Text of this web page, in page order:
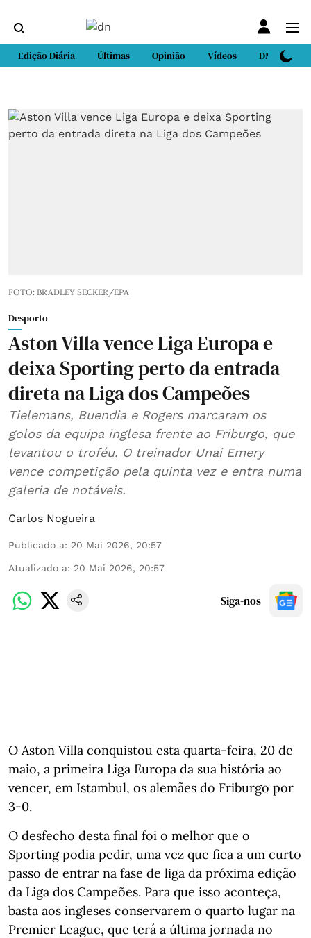
Edição Diária Últimas Opinião Vídeos DN Sport
FOTO: BRADLEY SECKER/EPA
Desporto
Aston Villa vence Liga Europa e
deixa Sporting perto da entrada
direta na Liga dos Campeões
Tielemans, Buendia e Rogers marcaram os
golos da equipa inglesa frente ao Friburgo, que
levantou o troféu. O treinador Unai Emery
vence competição pela quinta vez e entra numa
galeria de notáveis.
Carlos Nogueira
Publicado a: 20 Mai 2026, 20:57
Atualizado a: 20 Mai 2026, 20:57
Siga-nos
O Aston Villa conquistou esta quarta-feira, 20 de
maio, a primeira Liga Europa da sua história ao
vencer, em Istambul, os alemães do Friburgo por
3-0.
O desfecho desta final foi o melhor que o
Sporting podia pedir, uma vez que fica a um curto
passo de entrar na fase de liga da próxima edição
da Liga dos Campeões. Para que isso aconteça,
basta aos ingleses conservarem o quarto lugar na
Premier League, que terá a última jornada no